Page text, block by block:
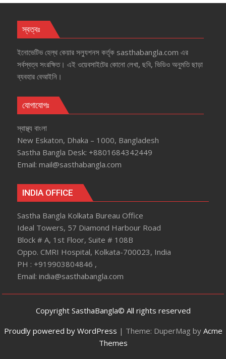
স্বত্বঃ
ইনোভেটিভ হেল্‌থ কেয়ার সল্যুশনস কর্তৃক sasthabangla.com এর
সর্বস্বত্ব সংরক্ষিত। এই ওয়েবসাইটের কোনো লেখা, ছবি, ভিডিও অনুমতি ছাড়া
ব্যবহার বেআইনি।
যোগাযোগঃ
স্বাস্থ্য বাংলা
New Eskaton, Dhaka – 1000, Bangladesh
Sastha Bangla Desk: +8801684342449
Email: mail@sasthabangla.com
INDIA OFFICE
Sastha Bangla Kolkata Bureau Office
Ideal Towers, 57 Diamond Harbour Road
Block # A, 1st Floor, Suite # 108B
Oppo. CMRI Hospital, Kolkata-700023, India
PH : +919903804846 ,
Email: india@sasthabangla.com
Copyright SasthaBangla© All rights reserved
Proudly powered by WordPress | Theme: DuperMag by Acme
Themes